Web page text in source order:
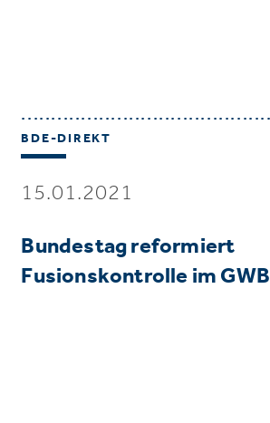
BDE-DIREKT
15.01.2021
Bundestag reformiert
Fusionskontrolle im GWB